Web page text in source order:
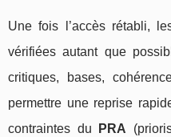
Une fois l’accès rétabli,
vérifiées autant que
critiques, bases,
permettre une reprise
contraintes du
PRA